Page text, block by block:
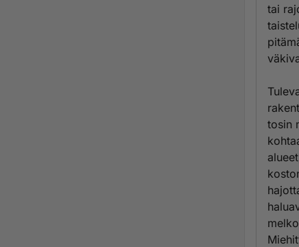
tai
tosin